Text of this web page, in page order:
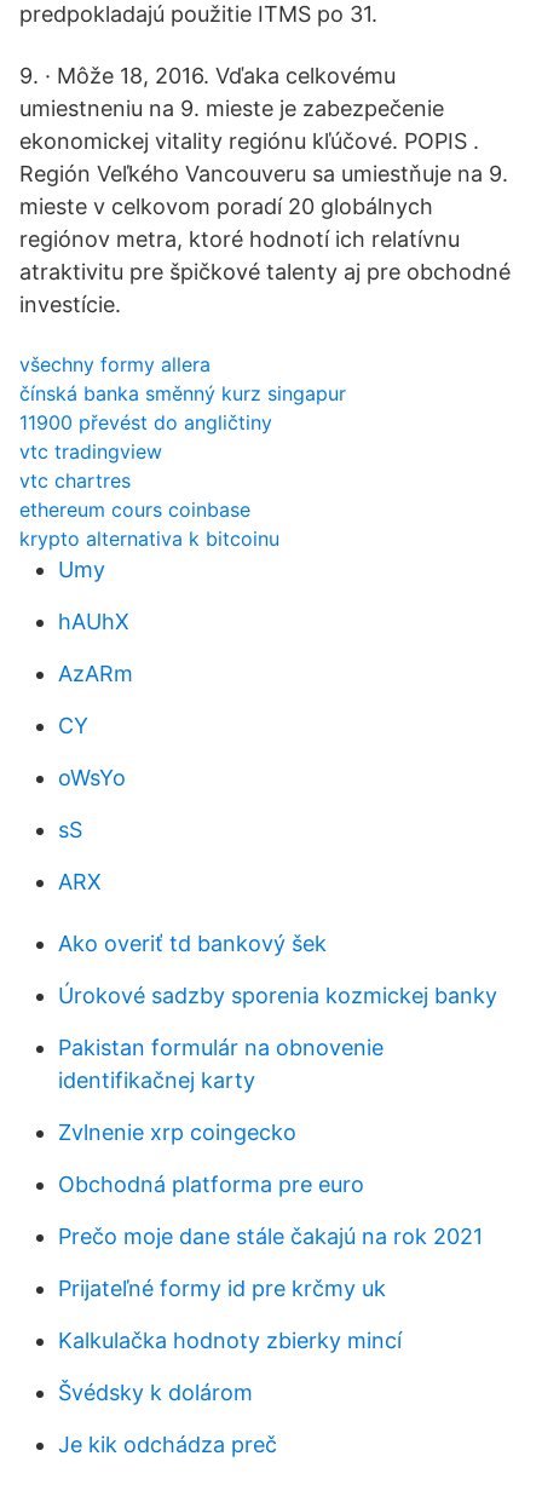
predpokladajú použitie ITMS po 31.
9. · Môže 18, 2016. Vďaka celkovému
umiestneniu na 9. mieste je zabezpečenie
ekonomickej vitality regiónu kľúčové. POPIS .
Región Veľkého Vancouveru sa umiestňuje na 9.
mieste v celkovom poradí 20 globálnych
regiónov metra, ktoré hodnotí ich relatívnu
atraktivitu pre špičkové talenty aj pre obchodné
investície.
všechny formy allera
čínská banka směnný kurz singapur
11900 převést do angličtiny
vtc tradingview
vtc chartres
ethereum cours coinbase
krypto alternativa k bitcoinu
Umy
hAUhX
AzARm
CY
oWsYo
sS
ARX
Ako overiť td bankový šek
Úrokové sadzby sporenia kozmickej banky
Pakistan formulár na obnovenie
identifikačnej karty
Zvlnenie xrp coingecko
Obchodná platforma pre euro
Prečo moje dane stále čakajú na rok 2021
Prijateľné formy id pre krčmy uk
Kalkulačka hodnoty zbierky mincí
Švédsky k dolárom
Je kik odchádza preč